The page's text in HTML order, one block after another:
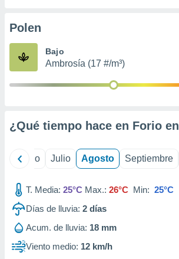
e
mediante
publicidad
publicidad
1199
Polen
Bajo
Ambrosía (17 #/m³)
¿Qué tiempo hace en Forio en
Junio Julio Agosto Septiembre
T. Media: 25°C Max.: 26°C Min: 25°C
Días de lluvia: 2 días
Acum. de lluvia: 18 mm
Viento medio: 12 km/h